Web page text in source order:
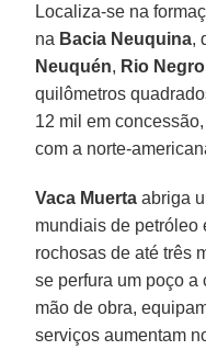
Localiza-se na
na Bacia Neuquina,
Neuquén, Rio Negro
quilômetros
12 mil em
com a norte-
Vaca Muerta abriga
mundiais de petróleo
rochosas de até três
se perfura um poço a
mão de obra,
serviços aumentam